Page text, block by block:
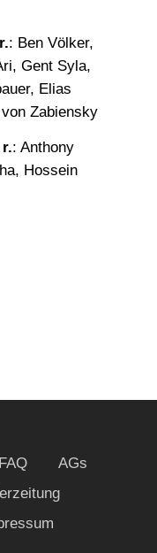
: Ben Völker,
Gent Syla,
Elias
Zabiensky
: Anthony
Hossein
FAQ
AGs